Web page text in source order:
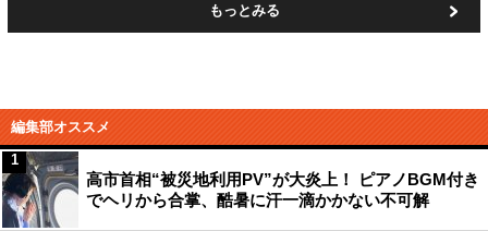
もっとみる
編集部オススメ
高市首相“被災地利用PV”が大炎上！ ピアノBGM付き
でヘリから合掌、酷暑に汗一滴かかない不可解
1